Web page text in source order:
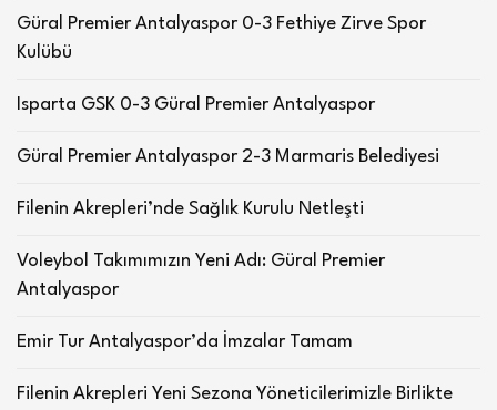
Güral Premier Antalyaspor 0-3 Fethiye Zirve Spor
Kulübü
Isparta GSK 0-3 Güral Premier Antalyaspor
Güral Premier Antalyaspor 2-3 Marmaris Belediyesi
Filenin Akrepleri’nde Sağlık Kurulu Netleşti
Voleybol Takımımızın Yeni Adı: Güral Premier
Antalyaspor
Emir Tur Antalyaspor’da İmzalar Tamam
Filenin Akrepleri Yeni Sezona Yöneticilerimizle Birlikte